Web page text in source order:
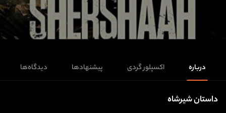
درباره اکسپلور گردی پیشنهادها دیدگاه‌ها
داستان شیرشاه